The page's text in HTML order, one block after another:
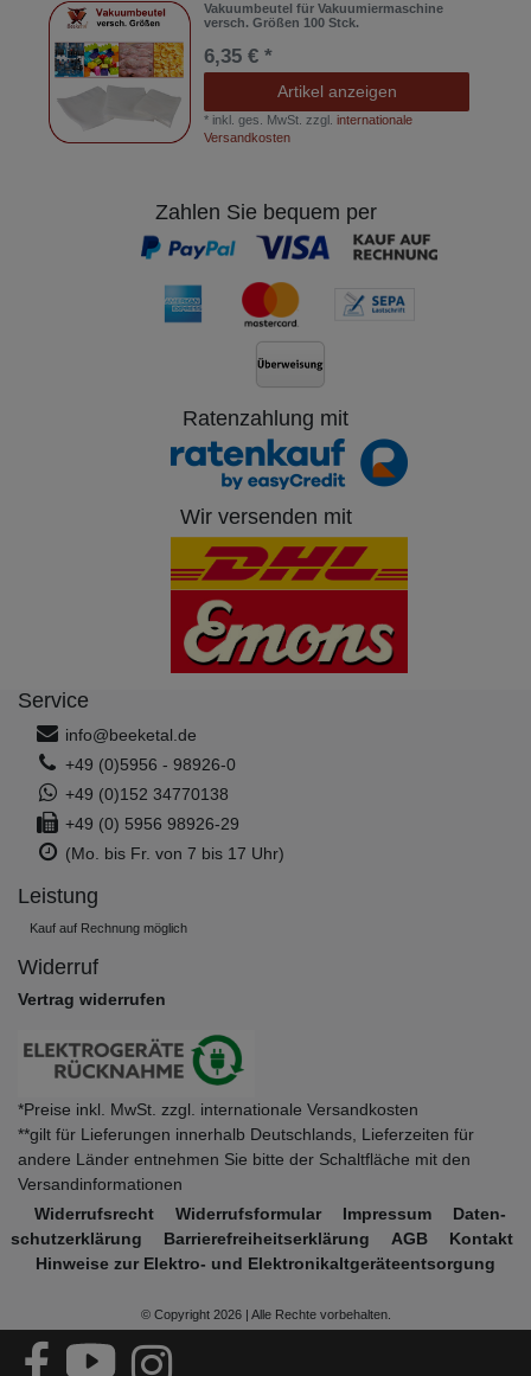
Vakuumbeutel für Vakuumiermaschine
versch. Größen 100 Stck.
6,35 € *
Artikel anzeigen
* inkl. ges. MwSt. zzgl.internationale
Versandkosten
Zahlen Sie bequem per
Ratenzahlung mit
Wir versenden mit
Service
info@beeketal.de
+49 (0)5956 - 98926-0
+49 (0)152 34770138
+49 (0) 5956 98926-29
(Mo. bis Fr. von 7 bis 17 Uhr)
Leistung
Kauf auf Rechnung möglich
Widerruf
Vertrag widerrufen
*Preise inkl. MwSt. zzgl. internationale Versandkosten
**gilt für Lieferungen innerhalb Deutschlands, Lieferzeiten für
andere Länder entnehmen Sie bitte der Schaltfläche mit den
Versandinformationen
Widerrufs­recht
Widerrufs­formular Impressum
Daten­
schutz­erklärung
Barrierefreiheitserklärung AGB
Kontakt
Hinweise zur Elektro- und Elektronikaltgeräteentsorgung
© Copyright 2026 | Alle Rechte vorbehalten.